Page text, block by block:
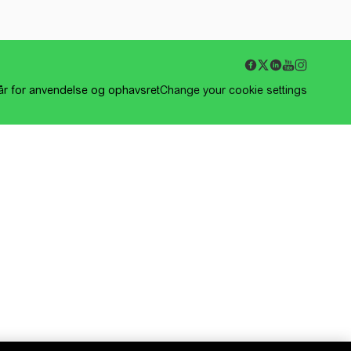
for anvendelse og ophavsretChange your cookie settings